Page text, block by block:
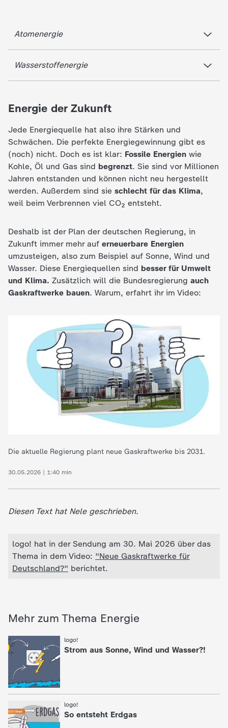
Atomenergie
Wasserstoffenergie
Energie der Zukunft
Jede Energiequelle hat also ihre Stärken und
Schwächen. Die perfekte Energiegewinnung gibt es
(noch) nicht. Doch es ist klar: Fossile Energien wie
Kohle, Öl und Gas sind begrenzt. Sie sind vor Millionen
Jahren entstanden und können nicht neu hergestellt
werden. Außerdem sind sie schlecht für das Klima,
weil beim Verbrennen viel CO₂ entsteht.
Deshalb ist der Plan der deutschen Regierung, in
Zukunft immer mehr auf erneuerbare Energien
umzusteigen, also zum Beispiel auf Sonne, Wind und
Wasser. Diese Energiequellen sind besser für Umwelt
und Klima. Zusätzlich will die Bundesregierung auch
Gaskraftwerke bauen. Warum, erfahrt ihr im Video:
Die aktuelle Regierung plant neue Gaskraftwerke bis 2031.
30.05.2026 | 1:40 min
Diesen Text hat Nele geschrieben.
logo! hat in der Sendung am 30. Mai 2026 über das
Thema in dem Video: "Neue Gaskraftwerke für
Deutschland?" berichtet.
Mehr zum Thema Energie
logo!
: Strom aus Sonne, Wind und Wasser?!
logo!
: So entsteht Erdgas